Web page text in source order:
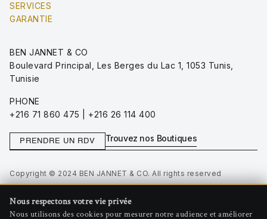
Nous respectons votre vie privée
Nous utilisons des cookies pour mesurer notre audience et améliorer
SERVICES
GARANTIE
BEN JANNET & CO
Boulevard Principal, Les Berges du Lac 1, 1053 Tunis,
Tunisie
PHONE
+216 71 860 475 | +216 26 114 400
PRENDRE UN RDV Trouvez nos Boutiques
Copyright © 2024 BEN JANNET & CO. All rights reserved
Terms of Use